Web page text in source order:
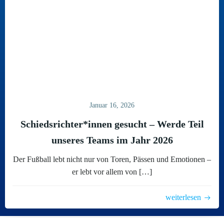
Januar 16, 2026
Schiedsrichter*innen gesucht – Werde Teil
unseres Teams im Jahr 2026
Der Fußball lebt nicht nur von Toren, Pässen und Emotionen –
er lebt vor allem von […]
weiterlesen